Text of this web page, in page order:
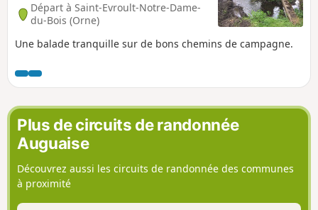
Départ à Saint-Evroult-Notre-Dame-
du-Bois (Orne)
Une balade tranquille sur de bons chemins de campagne.
Plus de circuits de randonnée
Auguaise
Découvrez aussi les circuits de randonnée des communes
à proximité